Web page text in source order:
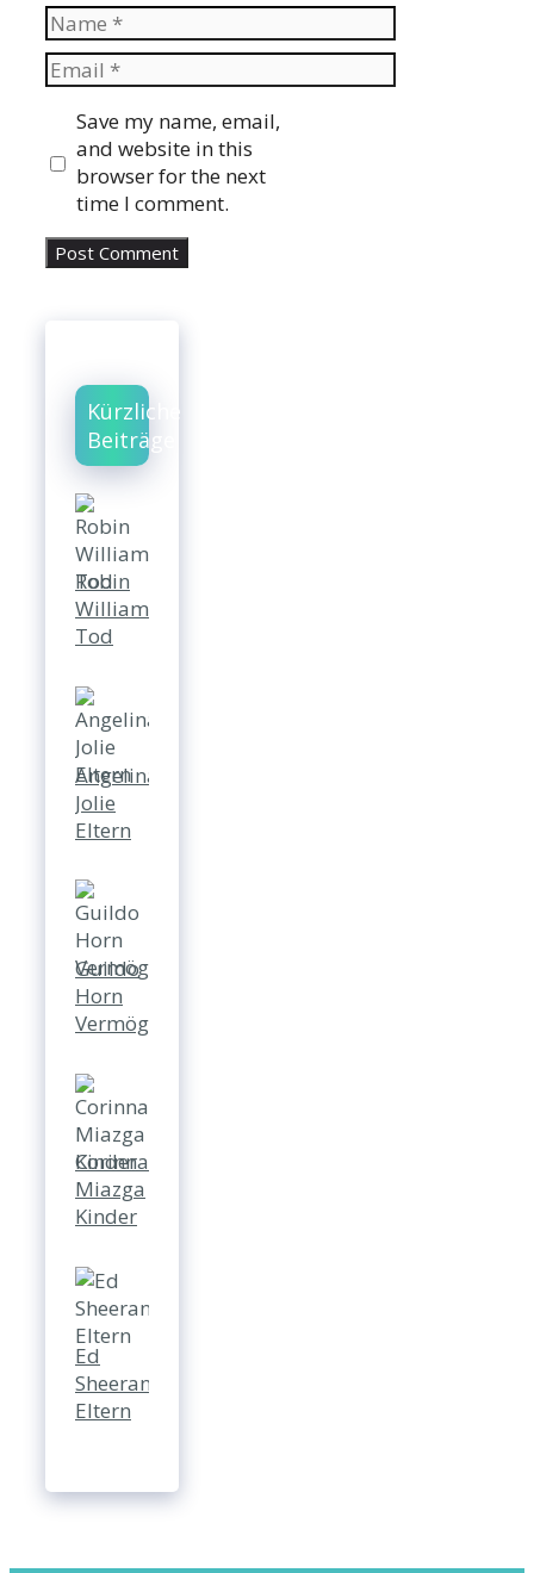
Name
Email
Website
Save my name, email,
and website in this
browser for the next
time I comment.
Kürzliche
Beiträge
Robin
Williams
Tod
Angelina
Jolie
Eltern
Guildo
Horn
Vermögen
Corinna
Miazga
Kinder
Ed
Sheeran
Eltern